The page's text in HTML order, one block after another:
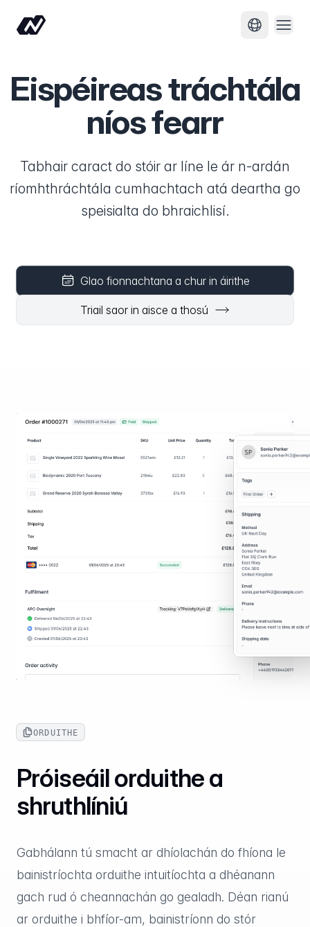
Athraigh
Eispéireas tráchtála
níos fearr
Tabhair caract do stóir ar líne le ár n-ardán
ríomhthráchtála cumhachtach atá deartha go
speisialta do bhraichlisí.
Glao fionnachtana a chur in áirithe
Triail saor in aisce a thosú
ORDUITHE
Próiseáil orduithe a
shruthlíniú
Gabhálann tú smacht ar dhíolachán do fhíona le
bainistríochta orduithe intuitíochta a dhéanann
gach rud ó cheannachán go gealadh. Déan rianú
ar orduithe i bhfíor-am, bainistríonn do stór